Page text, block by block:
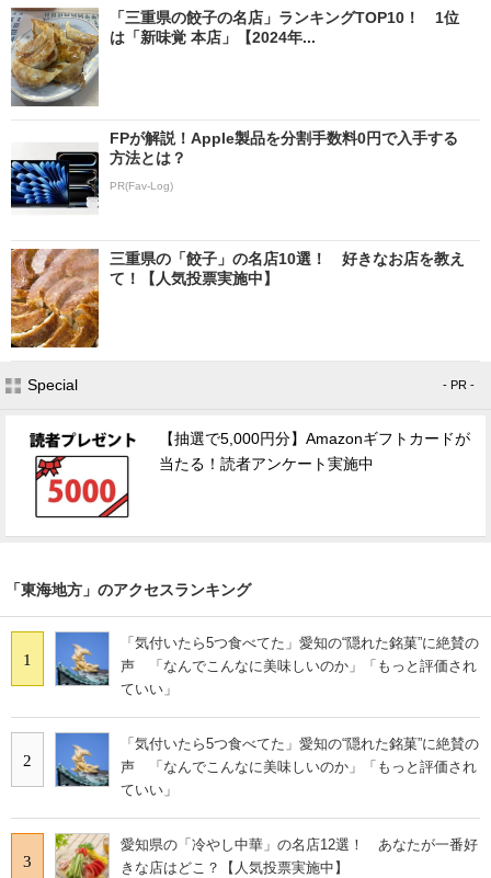
「三重県の餃子の名店」ランキングTOP10！ 1位
は「新味覚 本店」【2024年...
FPが解説！Apple製品を分割手数料0円で入手する
方法とは？
PR(Fav-Log)
三重県の「餃子」の名店10選！ 好きなお店を教え
て！【人気投票実施中】
Special - PR -
【抽選で5,000円分】Amazonギフトカードが
当たる！読者アンケート実施中
「東海地方」のアクセスランキング
1
「気付いたら5つ食べてた」愛知の“隠れた銘菓”に絶賛の
声 「なんでこんなに美味しいのか」「もっと評価され
ていい」
2
「気付いたら5つ食べてた」愛知の“隠れた銘菓”に絶賛の
声 「なんでこんなに美味しいのか」「もっと評価され
ていい」
3
愛知県の「冷やし中華」の名店12選！ あなたが一番好
きな店はどこ？【人気投票実施中】